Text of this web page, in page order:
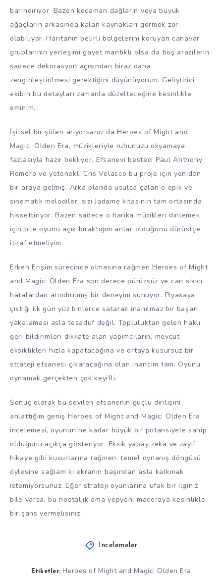
barındırıyor. Bazen kocaman dağların veya büyük
ağaçların arkasında kalan kaynakları görmek zor
olabiliyor. Haritanın belirli bölgelerini koruyan canavar
gruplarının yerleşimi gayet mantıklı olsa da boş arazilerin
sadece dekorasyon açısından biraz daha
zenginleştirilmesi gerektiğini düşünüyorum. Geliştirici
ekibin bu detayları zamanla düzelteceğine kesinlikle
eminim.
İşitsel bir şölen arıyorsanız da Heroes of Might and
Magic: Olden Era, müzikleriyle ruhunuzu okşamaya
fazlasıyla hazır bekliyor. Efsanevi besteci Paul Anthony
Romero ve yetenekli Cris Velasco bu proje için yeniden
bir araya gelmiş. Arka planda usulca çalan o epik ve
sinematik melodiler, sizi Jadame kıtasının tam ortasında
hissettiriyor. Bazen sadece o harika müzikleri dinlemek
için bile oyunu açık bıraktığım anlar olduğunu dürüstçe
itiraf etmeliyim.
Erken Erişim sürecinde olmasına rağmen Heroes of Might
and Magic: Olden Era son derece pürüzsüz ve can sıkıcı
hatalardan arındırılmış bir deneyim sunuyor. Piyasaya
çıktığı ilk gün yüz binlerce satarak inanılmaz bir başarı
yakalaması asla tesadüf değil. Topluluktan gelen haklı
geri bildirimleri dikkate alan yapımcıların, mevcut
eksiklikleri hızla kapatacağına ve ortaya kusursuz bir
strateji efsanesi çıkaracağına olan inancım tam. Oyunu
oynamak gerçekten çok keyifli.
Sonuç olarak bu sevilen efsanenin güçlü dirilişini
anlattığım geniş Heroes of Might and Magic: Olden Era
incelemesi, oyunun ne kadar büyük bir potansiyele sahip
olduğunu açıkça gösteriyor. Eksik yapay zeka ve zayıf
hikaye gibi kusurlarına rağmen, temel oynanış döngüsü
öylesine sağlam ki ekranın başından asla kalkmak
istemiyorsunuz. Eğer strateji oyunlarına ufak bir ilginiz
bile varsa, bu nostaljik ama yepyeni maceraya kesinlikle
bir şans vermelisiniz.
İncelemeler
Etiketler: Heroes of Might and Magic: Olden Era